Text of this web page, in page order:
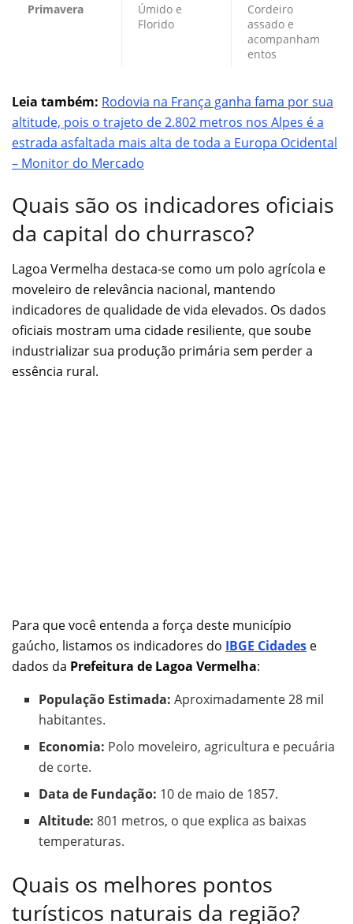
Primavera
Úmido e
Florido
Cordeiro
assado e
acompanham
entos
Leia também: Rodovia na França ganha fama por sua
altitude, pois o trajeto de 2.802 metros nos Alpes é a
estrada asfaltada mais alta de toda a Europa Ocidental
– Monitor do Mercado
Quais são os indicadores oficiais
da capital do churrasco?
Lagoa Vermelha destaca-se como um polo agrícola e
moveleiro de relevância nacional, mantendo
indicadores de qualidade de vida elevados. Os dados
oficiais mostram uma cidade resiliente, que soube
industrializar sua produção primária sem perder a
essência rural.
Para que você entenda a força deste município
gaúcho, listamos os indicadores do IBGE Cidades e
dados da Prefeitura de Lagoa Vermelha:
População Estimada: Aproximadamente 28 mil
habitantes.
Economia: Polo moveleiro, agricultura e pecuária
de corte.
Data de Fundação: 10 de maio de 1857.
Altitude: 801 metros, o que explica as baixas
temperaturas.
Quais os melhores pontos
turísticos naturais da região?